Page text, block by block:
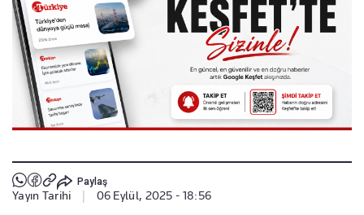
Paylaş
Yayın Tarihi 06 Eylül, 2025 - 18:56